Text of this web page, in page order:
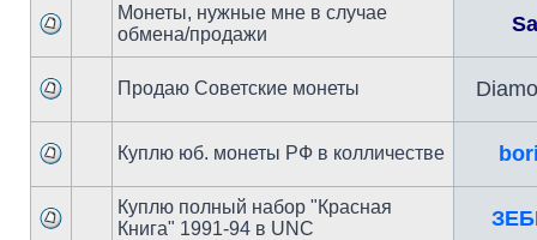
Монеты, нужные мне в случае
обмена/продажи
Продаю Советские монеты
Куплю юб. монеты РФ в колличестве
Куплю полный набор "Красная
Книга" 1991-94 в UNC